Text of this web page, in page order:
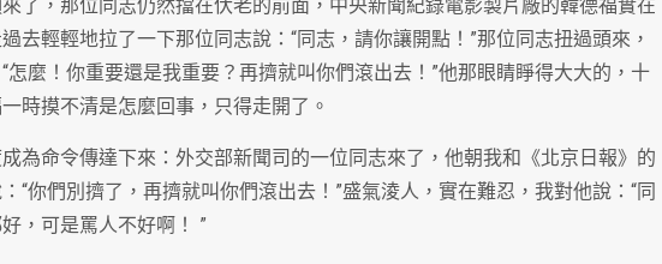
了，那位同志仍然擋在伏老的前面，中央新聞紀錄電影製片廠的韓德福實在
去輕輕地拉了一下那位同志說：“同志，請你讓開點！”那位同志扭過頭來，
怎麼！你重要還是我重要？再擠就叫你們滾出去！”他那眼睛睜得大大的，十
時摸不清是怎麼回事，只得走開了。
為命令傳達下來：外交部新聞司的一位同志來了，他朝我和《北京日報》的
“你們別擠了，再擠就叫你們滾出去！”盛氣淩人，實在難忍，我對他說：“同
，可是罵人不好啊！ ”